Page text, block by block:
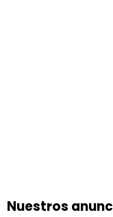
Nuestros